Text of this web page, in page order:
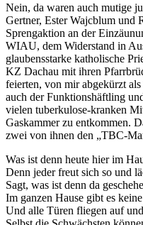
Nein, da waren auch mutige
Gertner, Ester Wajcblum und
Sprengaktion an der
WIAU, dem Widerstand in
glaubensstarke katholische
KZ Dachau mit ihren
feierten, von mir abgekürzt
auch der Funktionshäftling
vielen tuberkulose-kranken
Gaskammer zu entkommen.
zwei von ihnen den „TBC-
Was ist denn heute hier im
Denn jeder freut sich so und
Sagt, was ist denn da
Im ganzen Hause gibt es
Und alle Türen fliegen auf